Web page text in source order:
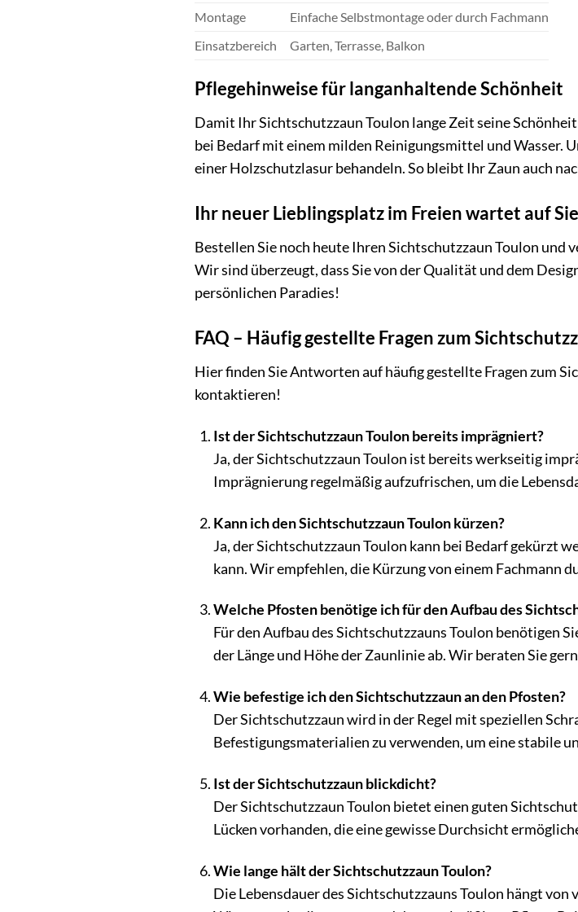
Montage
Einfache Selbstmontage oder durch Fachmann
Einsatzbereich
Garten, Terrasse, Balkon
Pflegehinweise für langanhaltende Schönheit
Damit Ihr Sichtschutzzaun Toulon lange Zeit seine
bei Bedarf mit einem milden Reinigungsmittel und Wasser.
einer Holzschutzlasur behandeln. So bleibt Ihr Zaun auch
Ihr neuer Lieblingsplatz im Freien wartet auf
Bestellen Sie noch heute Ihren Sichtschutzzaun Toulon
Wir sind überzeugt, dass Sie von der Qualität und dem
persönlichen Paradies!
FAQ – Häufig gestellte Fragen zum
Hier finden Sie Antworten auf häufig gestellte Fragen zum
kontaktieren!
Ist der Sichtschutzzaun Toulon bereits imprägniert?
Ja, der Sichtschutzzaun Toulon ist bereits werkseitig
Imprägnierung regelmäßig aufzufrischen, um die
Kann ich den Sichtschutzzaun Toulon kürzen?
Ja, der Sichtschutzzaun Toulon kann bei Bedarf gekürzt
kann. Wir empfehlen, die Kürzung von einem Fachmann
Welche Pfosten benötige ich für den Aufbau des
Für den Aufbau des Sichtschutzzauns Toulon benötigen
der Länge und Höhe der Zaunlinie ab. Wir beraten Sie
Wie befestige ich den Sichtschutzzaun an den Pfosten?
Der Sichtschutzzaun wird in der Regel mit speziellen
Befestigungsmaterialien zu verwenden, um eine stabile
Ist der Sichtschutzzaun blickdicht?
Der Sichtschutzzaun Toulon bietet einen guten
Lücken vorhanden, die eine gewisse Durchsicht
Wie lange hält der Sichtschutzzaun Toulon?
Die Lebensdauer des Sichtschutzzauns Toulon hängt